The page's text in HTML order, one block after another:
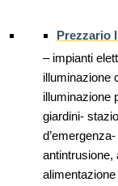
Prezzario
– impianti
illuminazione
illuminazione
giardini-
antintrusione,